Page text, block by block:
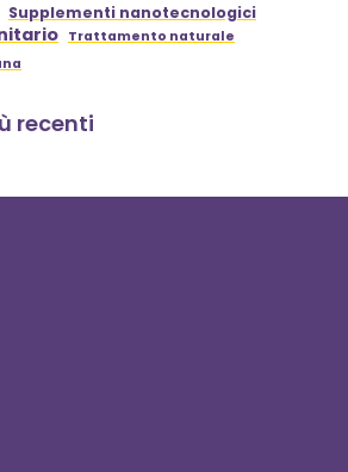
Supplementi nanotecnologici
Trattamento naturale
recenti